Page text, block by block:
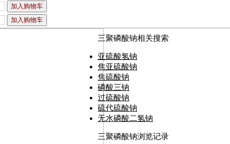
三聚磷酸钠相关搜索
亚硫酸氢钠
焦亚硫酸钠
焦硫酸钠
磷酸三钠
过硫酸钠
硫代硫酸钠
无水磷酸二氢钠
三聚磷酸钠浏览记录